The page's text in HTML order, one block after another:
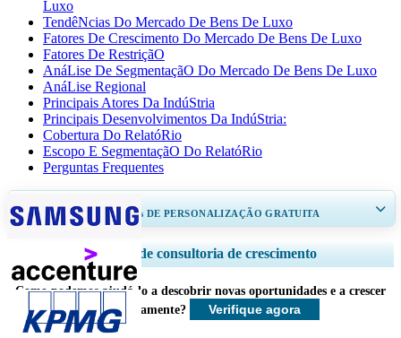
Luxo
TendêNcias Do Mercado De Bens De Luxo
Fatores De Crescimento Do Mercado De Bens De Luxo
Fatores De RestriçãO
AnáLise De SegmentaçãO Do Mercado De Bens De Luxo
AnáLise Regional
Principais Atores Da IndúStria
Principais Desenvolvimentos Da IndúStria:
Cobertura Do RelatóRio
Escopo E SegmentaçãO Do RelatóRio
Perguntas Frequentes
RECEBA DE 30 A 60 horas DE PERSONALIZAÇÃO GRATUITA
Ampliar a cobertura regional e por país, Análise de segmentos, Perfis de
empresas, Benchmarking competitivo, e insights sobre o usuário final.
Personalizar agora
Serviços de consultoria de crescimento
Como podemos ajudá-lo a descobrir novas oportunidades e a crescer
mais rapidamente?
Verifique agora